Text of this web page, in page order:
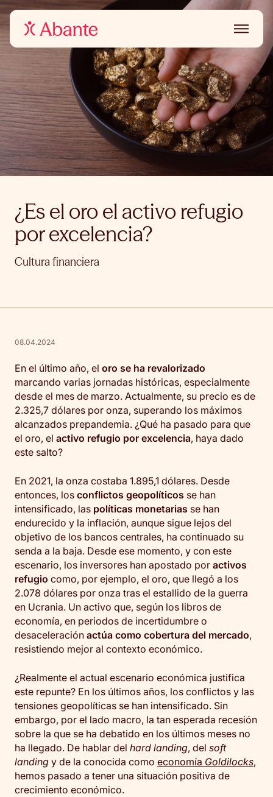
¿Es el oro el activo refugio
por excelencia?
Cultura financiera
08.04.2024
En el último año, el oro se ha revalorizado
marcando varias jornadas históricas, especialmente
desde el mes de marzo. Actualmente, su precio es de
2.325,7 dólares por onza, superando los máximos
alcanzados prepandemia. ¿Qué ha pasado para que
el oro, el activo refugio por excelencia, haya dado
este salto?
En 2021, la onza costaba 1.895,1 dólares. Desde
entonces, los conflictos geopolíticos se han
intensificado, las políticas monetarias se han
endurecido y la inflación, aunque sigue lejos del
objetivo de los bancos centrales, ha continuado su
senda a la baja. Desde ese momento, y con este
escenario, los inversores han apostado por activos
refugio como, por ejemplo, el oro, que llegó a los
2.078 dólares por onza tras el estallido de la guerra
en Ucrania. Un activo que, según los libros de
economía, en periodos de incertidumbre o
desaceleración actúa como cobertura del mercado,
resistiendo mejor al contexto económico.
¿Realmente el actual escenario económica justifica
este repunte? En los últimos años, los conflictos y las
tensiones geopolíticas se han intensificado. Sin
embargo, por el lado macro, la tan esperada recesión
sobre la que se ha debatido en los últimos meses no
ha llegado. De hablar del hard landing, del soft
landing y de la conocida como economía Goldilocks,
hemos pasado a tener una situación positiva de
crecimiento económico.